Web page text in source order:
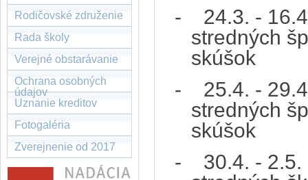
Rodičovské združenie
Rada školy
Verejné obstarávanie
Ochrana osobných
údajov
Uznanie kreditov
Fotogaléria
Zverejnenie od 2017
- 24.3. -
stredných
skúšok
- 25.4. -
stredných
skúšok
- 30.4. - 2.5.